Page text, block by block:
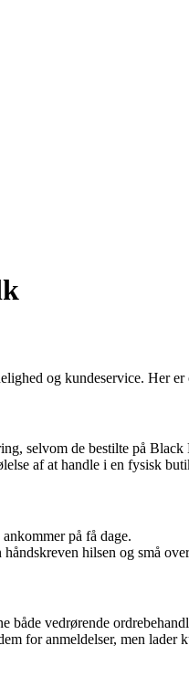
og kundeservice. Her
selvom de bestilte på
af at handle i en fysisk
på få dage.
hilsen og små
vedrørende
for anmeldelser, men lader